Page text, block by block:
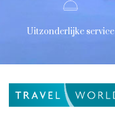
Uitzonderlijke service